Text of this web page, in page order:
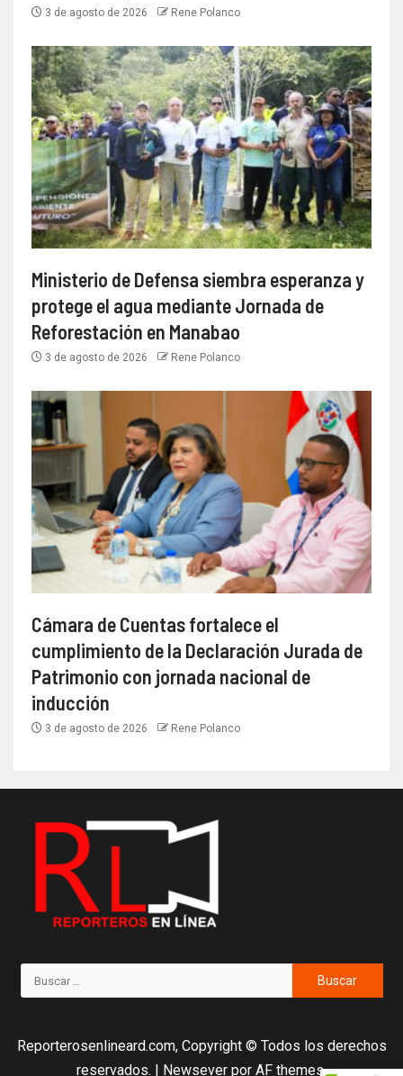
3 de agosto de 2026 Rene Polanco
Ministerio de Defensa siembra esperanza y
protege el agua mediante Jornada de
Reforestación en Manabao
3 de agosto de 2026 Rene Polanco
Cámara de Cuentas fortalece el
cumplimiento de la Declaración Jurada de
Patrimonio con jornada nacional de
inducción
3 de agosto de 2026 Rene Polanco
Reporterosenlineard.com, Copyright © Todos los derechos
reservados.
Newsever por AF themes.